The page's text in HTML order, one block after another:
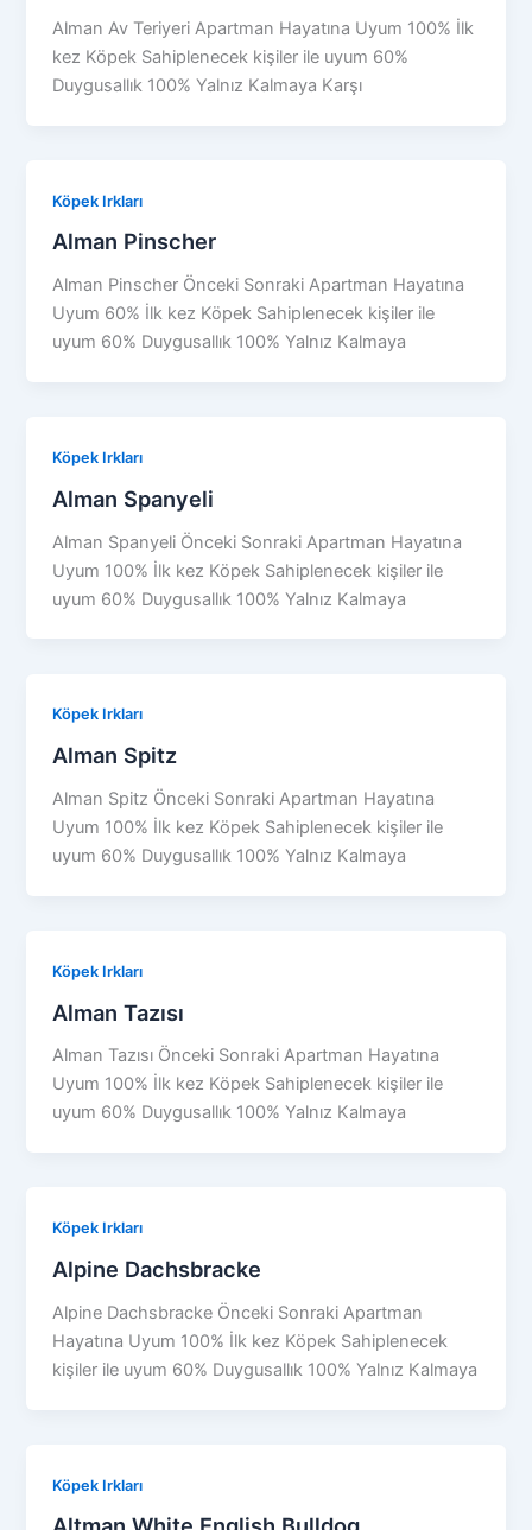
Alman Av Teriyeri Apartman Hayatına Uyum 100% İlk
kez Köpek Sahiplenecek kişiler ile uyum 60%
Duygusallık 100% Yalnız Kalmaya Karşı
Köpek Irkları
Alman Pinscher
Alman Pinscher Önceki Sonraki Apartman Hayatına
Uyum 60% İlk kez Köpek Sahiplenecek kişiler ile
uyum 60% Duygusallık 100% Yalnız Kalmaya
Köpek Irkları
Alman Spanyeli
Alman Spanyeli Önceki Sonraki Apartman Hayatına
Uyum 100% İlk kez Köpek Sahiplenecek kişiler ile
uyum 60% Duygusallık 100% Yalnız Kalmaya
Köpek Irkları
Alman Spitz
Alman Spitz Önceki Sonraki Apartman Hayatına
Uyum 100% İlk kez Köpek Sahiplenecek kişiler ile
uyum 60% Duygusallık 100% Yalnız Kalmaya
Köpek Irkları
Alman Tazısı
Alman Tazısı Önceki Sonraki Apartman Hayatına
Uyum 100% İlk kez Köpek Sahiplenecek kişiler ile
uyum 60% Duygusallık 100% Yalnız Kalmaya
Köpek Irkları
Alpine Dachsbracke
Alpine Dachsbracke Önceki Sonraki Apartman
Hayatına Uyum 100% İlk kez Köpek Sahiplenecek
kişiler ile uyum 60% Duygusallık 100% Yalnız Kalmaya
Köpek Irkları